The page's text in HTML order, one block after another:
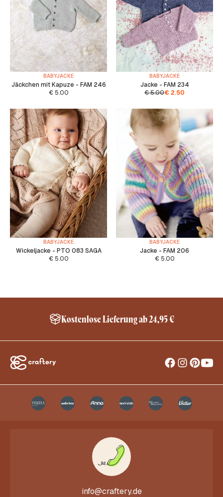
BABYJACKE
Jäckchen mit Kapuze - FAM 246
€5.00
BABYJACKE
Jacke - FAM 234
€5.00€ 2.50
BABYJACKE
Wickeljacke - PTO 083 SAGA
€5.00
BABYJACKE
Jacke - FAM 206
€5.00
Kostenlose Lieferung ab 24,95 €
info@craftery.de